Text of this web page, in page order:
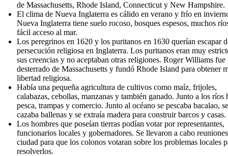
de Massachusetts, Rhode Island, Connecticut y New Hampshire.
El clima de Nueva Inglaterra es cálido en verano y frío en
Nueva Inglaterra tiene suelo rocoso, bosques espesos, muchos
fácil acceso al mar.
Los peregrinos en 1620 y los puritanos en 1630 querían escapar
persecución religiosa en Inglaterra. Los puritanos eran muy
sus creencias y no aceptaban otras religiones. Roger Williams fue
desterrado de Massachusetts y fundó Rhode Island para obtener
libertad religiosa.
Había una pequeña agricultura de cultivos como maíz, frijoles,
calabazas, cebollas, manzanas y también ganado. Junto a los ríos
pesca, trampas y comercio. Junto al océano se pescaba bacalao, se
cazaba ballenas y se extraía madera para construir barcos y casas.
Los hombres que poseían tierras podían votar por representantes,
funcionarios locales y gobernadores. Se llevaron a cabo
ciudad para que los colonos votaran sobre los problemas locales
resolverlos.